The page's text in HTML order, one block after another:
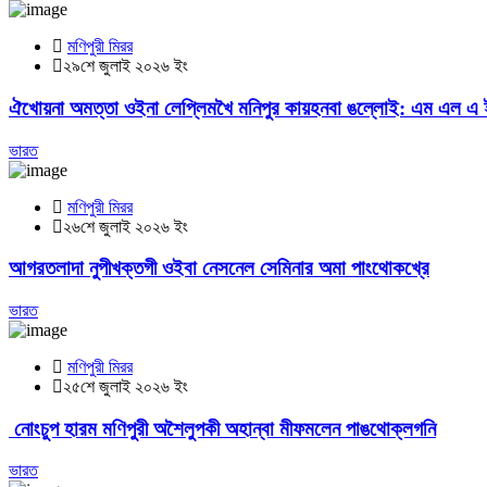
মণিপুরী মিরর
২৯শে জুলাই ২০২৬ ইং
ঐখোয়না অমত্তা ওইনা লেপ্লিমখৈ মনিপুর কায়হনবা ঙল্লোই: এম এল এ
ভারত
মণিপুরী মিরর
২৬শে জুলাই ২০২৬ ইং
আগরতলাদা নুপীখক্তগী ওইবা নেসনেল সেমিনার অমা পাংথোকখ্রে
ভারত
মণিপুরী মিরর
২৫শে জুলাই ২০২৬ ইং
নোংচুপ হারম মণিপুরী অশৈলুপকী অহান্বা মীফমলেন পাঙথোক্লগনি
ভারত